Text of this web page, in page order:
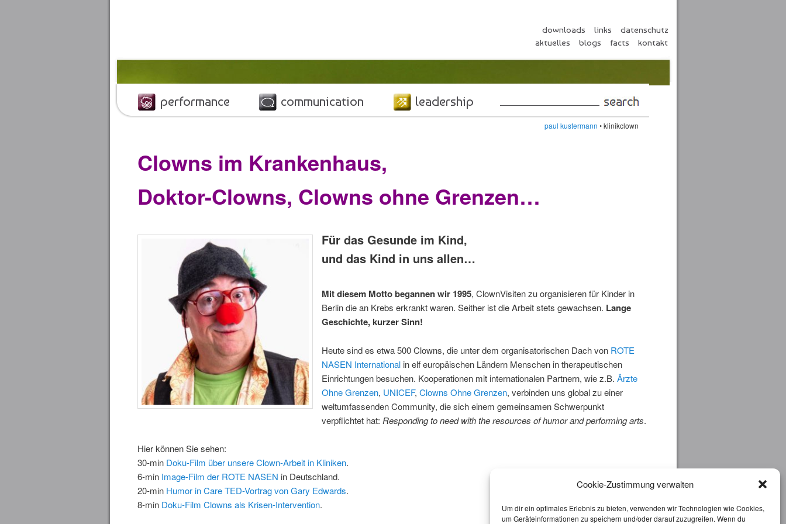
Cookie-Zustimmung verwalten
Um dir ein optimales Erlebnis zu bieten, verwenden wir Technologien wie Cookies,
um Geräteinformationen zu speichern und/oder darauf zuzugreifen. Wenn du
downloads links
datenschutz
aktuelles
blogs facts kontakt
performance communication leadership
paul kustermann • klinikclown
Clowns im Krankenhaus,
Doktor-Clowns, Clowns ohne Grenzen…
Für das Gesunde im Kind,
und das Kind in uns allen…
Mit diesem Motto begannen wir 1995, ClownVisiten zu organisieren für Kinder in
Berlin die an Krebs erkrankt waren. Seither ist die Arbeit stets gewachsen. Lange
Geschichte, kurzer Sinn!
Heute sind es etwa 500 Clowns, die unter dem organisatorischen Dach von ROTE
NASEN International in elf europäischen Ländern Menschen in therapeutischen
Einrichtungen besuchen. Kooperationen mit internationalen Partnern, wie z.B. Ärzte
Ohne Grenzen, UNICEF, Clowns Ohne Grenzen, verbinden uns global zu einer
weltumfassenden Community, die sich einem gemeinsamen Schwerpunkt
verpflichtet hat: Responding to need with the resources of humor and performing arts.
Hier können Sie sehen:
30-min Doku-Film über unsere Clown-Arbeit in Kliniken.
6-min Image-Film der ROTE NASEN in Deutschland.
20-min Humor in Care TED-Vortrag von Gary Edwards.
8-min Doku-Film Clowns als Krisen-Intervention.